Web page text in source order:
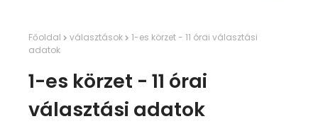
Főoldal választások
1-es körzet - 11 órai választási
adatok
1-es körzet - 11 órai
választási adatok